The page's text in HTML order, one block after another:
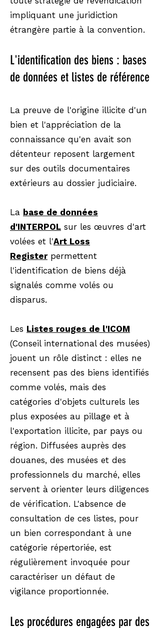
impliquant une juridiction
étrangère partie à la convention.
L'identification des biens : bases
de données et listes de référence
La preuve de l'origine illicite d'un
bien et l'appréciation de la
connaissance qu'en avait son
détenteur reposent largement
sur des outils documentaires
extérieurs au dossier judiciaire.
La base de données
d'INTERPOL sur les œuvres d'art
volées et l'Art Loss
Registerpermettent
l'identification de biens déjà
signalés comme volés ou
disparus.
Les Listes rouges de l'ICOM
(Conseil international des musées)
jouent un rôle distinct : elles ne
recensent pas des biens identifiés
comme volés, mais des
catégories d'objets culturels les
plus exposées au pillage et à
l'exportation illicite, par pays ou
région. Diffusées auprès des
douanes, des musées et des
professionnels du marché, elles
servent à orienter leurs diligences
de vérification. L'absence de
consultation de ces listes, pour
un bien correspondant à une
catégorie répertoriée, est
régulièrement invoquée pour
caractériser un défaut de
vigilance proportionnée.
Les procédures engagées par des